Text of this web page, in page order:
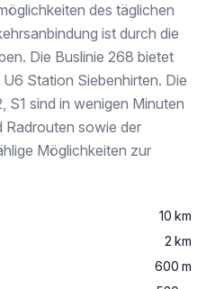
des täglichen
ist durch die
Die Buslinie 268 bietet
Station Siebenhirten. Die
sind in wenigen Minuten
Radrouten sowie der
Möglichkeiten zur
10 km
2 km
600 m